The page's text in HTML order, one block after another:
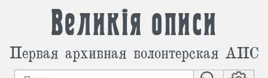
Великія описи
Первая архивная волонтерская АИС